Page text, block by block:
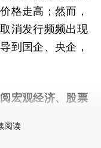
格走高；然而，
消发行频频出现
到国企、央企，
宏观经济、股票
阅读